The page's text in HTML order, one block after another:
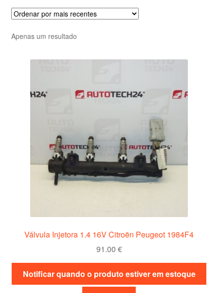
Contato
Minha conta
Política de Privacidade
Termos e Condições
Transporte
Apenas um resultado
Válvula Injetora 1.4 16V Citroën Peugeot 1984F4
91.00 €
Notificar quando o produto estiver em estoque